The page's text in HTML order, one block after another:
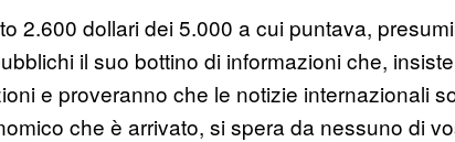
2.600 dollari dei 5.000 a cui puntava,
il suo bottino di informazioni che,
e proveranno che le notizie internazionali
che è arrivato, si spera da nessuno di